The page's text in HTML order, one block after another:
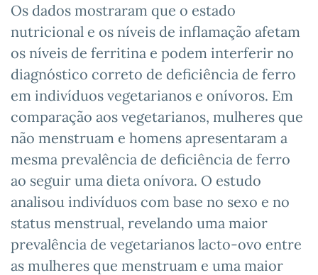
Os dados mostraram que o estado
nutricional e os níveis de inflamação afetam
os níveis de ferritina e podem interferir no
diagnóstico correto de deficiência de ferro
em indivíduos vegetarianos e onívoros. Em
comparação aos vegetarianos, mulheres que
não menstruam e homens apresentaram a
mesma prevalência de deficiência de ferro
ao seguir uma dieta onívora. O estudo
analisou indivíduos com base no sexo e no
status menstrual, revelando uma maior
prevalência de vegetarianos lacto-ovo entre
as mulheres que menstruam e uma maior